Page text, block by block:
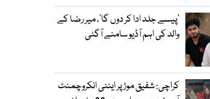
’پیسے جلد ادا کر دوں گا‘، میر رضا کے
والد کی اہم آڈیو سامنے آگئی
کراچی: شفیق موڑ پر اینٹی انکروچمنٹ